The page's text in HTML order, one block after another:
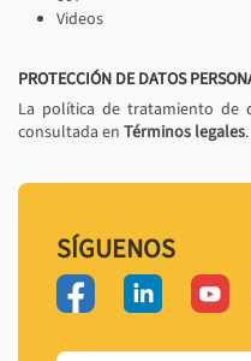
Videos
PROTECCIÓN DE DATOS
La política de tratamiento de
consultada en Términos legales.
SÍGUENOS